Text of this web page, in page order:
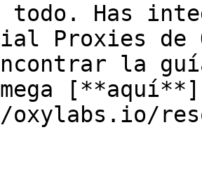
todo. Has
Proxies de
la
[**aquí**]